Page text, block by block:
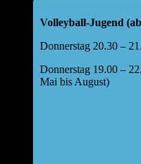
Volleyball-Jugend
Donnerstag 20.30 –
Donnerstag 19.00 –
Mai bis August)